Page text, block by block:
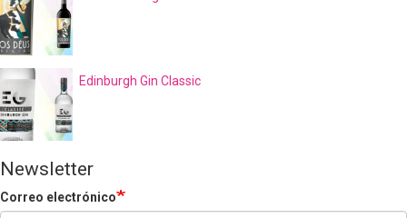
Edinburgh Gin Classic
Newsletter
Correo electrónico